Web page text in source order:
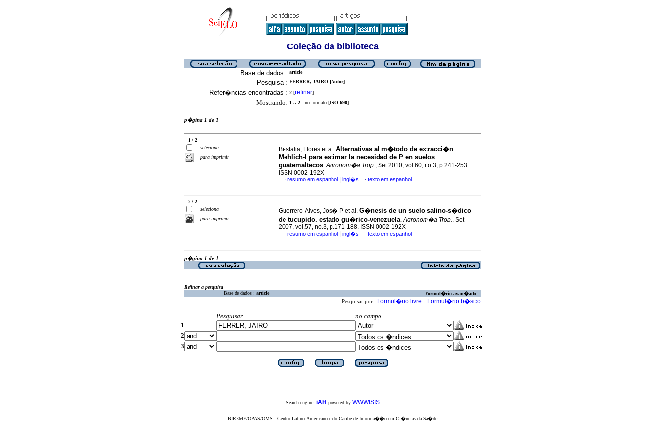
Coleção da biblioteca
Base de dados : article
Pesquisa : FERRER, JAIRO [Autor]
Refer�ncias encontradas : 2 [refinar]
Mostrando: 1 .. 2 no formato [ISO 690]
p�gina 1 de 1
1 / 2
seleciona
para imprimir
Bestalia, Flores et al. Alternativas al m�todo de extracci�n
Mehlich-I para estimar la necesidad de P en suelos
guatemaltecos.Agronom�a Trop., Set 2010, vol.60, no.3, p.241-253.
ISSN 0002-192X
· resumo em espanhol ingl�s · texto em espanhol
2 / 2
seleciona
para imprimir
Guerrero-Alves, Jos� P et al. G�nesis de un suelo salino-s�dico
de tucupido, estado gu�rico-venezuela.Agronom�a Trop., Set
2007, vol.57, no.3, p.171-188. ISSN 0002-192X
· resumo em espanhol ingl�s · texto em espanhol
p�gina 1 de 1
Refinar a pesquisa
Base de dados : article Formul�rio avan�ado
Pesquisar por : Formul�rio livre Formul�rio b�sico
Pesquisar
no campo
1
2
3
Search engine: iAH powered by WWWISIS
BIREME/OPAS/OMS - Centro Latino-Americano e do Caribe de Informa��o em Ci�ncias da Sa�de